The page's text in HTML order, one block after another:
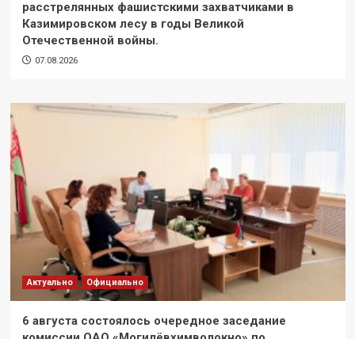
расстрелянных фашистскими захватчиками в
Казимировском лесу в годы Великой
Отечественной войны.
07.08.2026
Актуально Официально
6 августа состоялось очередное заседание